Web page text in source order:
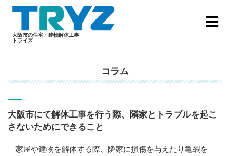
Skip
大阪市の住宅・建物解体工事
トライズ
コラム
大阪市にて解体工事を行う際、隣家とトラブルを起こ
さないためにできること
家屋や建物を解体する際、隣家に損傷を与えたり亀裂を